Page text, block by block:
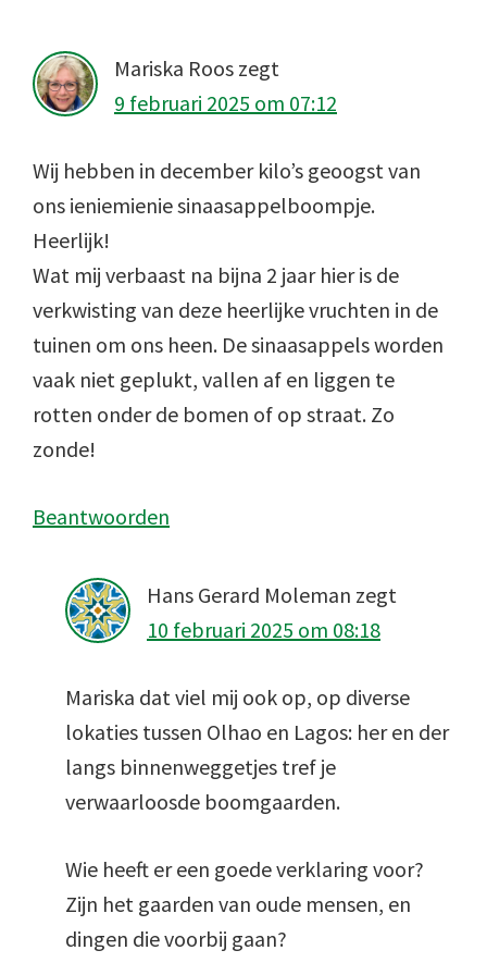
Mariska Roos zegt
9 februari 2025 om 07:12
Wij hebben in december kilo’s geoogst van
ons ieniemienie sinaasappelboompje.
Heerlijk!
Wat mij verbaast na bijna 2 jaar hier is de
verkwisting van deze heerlijke vruchten in de
tuinen om ons heen. De sinaasappels worden
vaak niet geplukt, vallen af en liggen te
rotten onder de bomen of op straat. Zo
zonde!
Beantwoorden
Hans Gerard Moleman zegt
10 februari 2025 om 08:18
Mariska dat viel mij ook op, op diverse
lokaties tussen Olhao en Lagos: her en der
langs binnenweggetjes tref je
verwaarloosde boomgaarden.
Wie heeft er een goede verklaring voor?
Zijn het gaarden van oude mensen, en
dingen die voorbij gaan?